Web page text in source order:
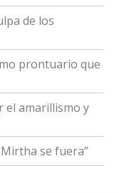
de los
prontuario que
el amarillismo y
se fuera”